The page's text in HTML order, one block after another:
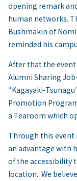
opening remark
human networks.
Bushmakin of
reminded his
After that the
Alumni Sharing
“Kagayaki-
Promotion
a Tearoom which
Through this
an advantage with
of the accessibility
location. We